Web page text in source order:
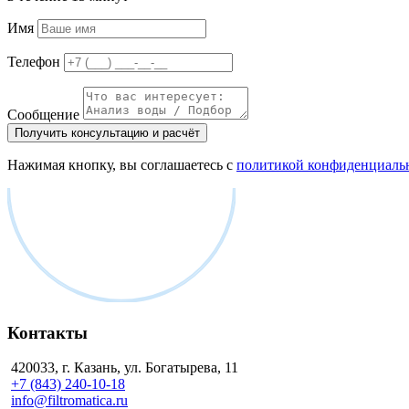
Имя
Телефон
Сообщение
Получить консультацию и расчёт
Нажимая кнопку, вы соглашаетесь с политикой
Контакты
420033, г. Казань, ул. Богатырева, 11
+7 (843) 240-10-18
info@filtromatica.ru